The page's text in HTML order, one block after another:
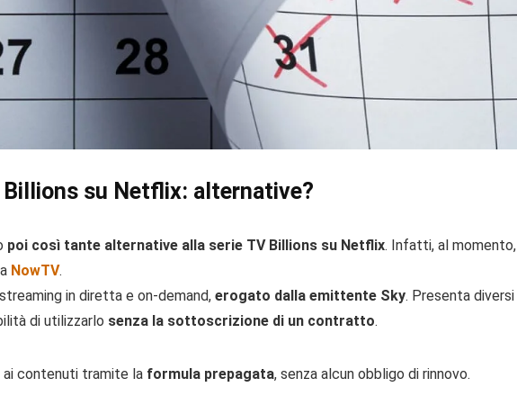
Billions su Netflix: alternative?
poi così tante alternative alla serie TV Billions su Netflix. Infatti, al momento,
NowTV.
in diretta e on-demand, erogato dalla emittente Sky. Presenta diversi
di utilizzarlo senza la sottoscrizione di un contratto.
ai contenuti tramite la formula prepagata, senza alcun obbligo di rinnovo.